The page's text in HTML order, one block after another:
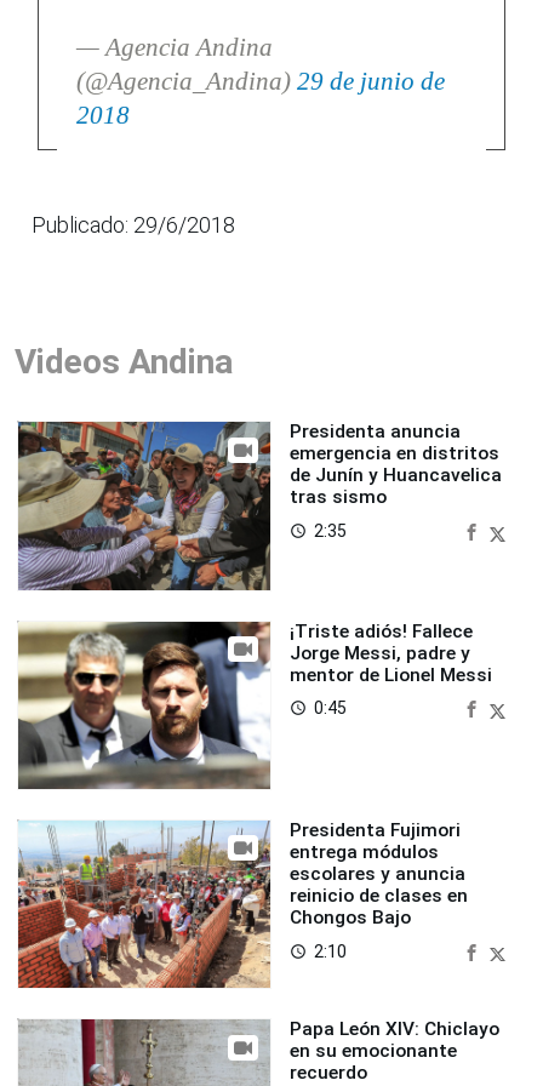
— Agencia Andina
(@Agencia_Andina) 29 de junio de
2018
Publicado: 29/6/2018
Videos Andina
Presidenta anuncia
emergencia en distritos
de Junín y Huancavelica
tras sismo
access_time 2:35
¡Triste adiós! Fallece
Jorge Messi, padre y
mentor de Lionel Messi
access_time 0:45
Presidenta Fujimori
entrega módulos
escolares y anuncia
reinicio de clases en
Chongos Bajo
access_time 2:10
Papa León XIV: Chiclayo
en su emocionante
recuerdo